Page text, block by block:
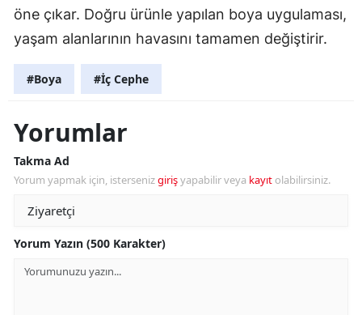
öne çıkar. Doğru ürünle yapılan boya uygulaması,
yaşam alanlarının havasını tamamen değiştirir.
#Boya #İç Cephe
Yorumlar
Takma Ad
Yorum yapmak için, istersenizgirişyapabilir veya kayıt olabilirsiniz.
Yorum Yazın (500 Karakter)